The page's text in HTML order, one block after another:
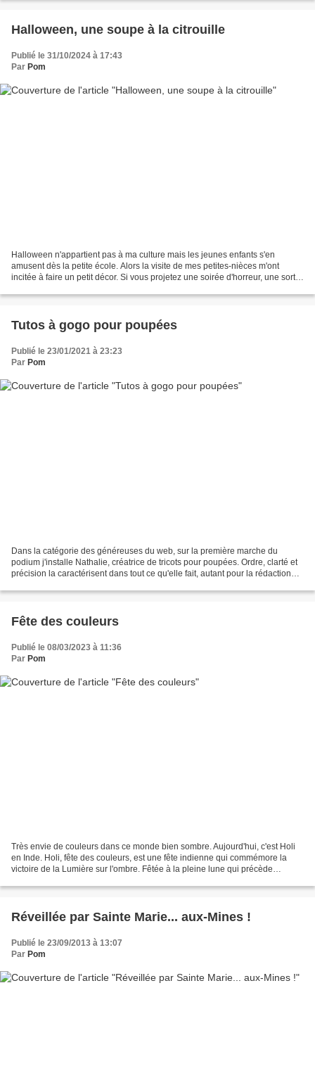
Halloween, une soupe à la citrouille
Publié le 31/10/2024 à 17:43
Par Pom
Halloween n'appartient pas à ma culture mais les jeunes enfants s'en
amusent dès la petite école. Alors la visite de mes petites-nièces m'ont
incitée à faire un petit décor. Si vous projetez une soirée d'horreur, une sortie
Tutos à gogo pour poupées
Publié le 23/01/2021 à 23:23
Par Pom
Dans la catégorie des généreuses du web, sur la première marche du
podium j'installe Nathalie, créatrice de tricots pour poupées. Ordre, clarté et
précision la caractérisent dans tout ce qu'elle fait, autant pour la rédaction
Fête des couleurs
Publié le 08/03/2023 à 11:36
Par Pom
Très envie de couleurs dans ce monde bien sombre. Aujourd'hui, c'est Holi
en Inde. Holi, fête des couleurs, est une fête indienne qui commémore la
victoire de la Lumière sur l'ombre. Fêtée à la pleine lune qui précède
Réveillée par Sainte Marie... aux-Mines !
Publié le 23/09/2013 à 13:07
Par Pom